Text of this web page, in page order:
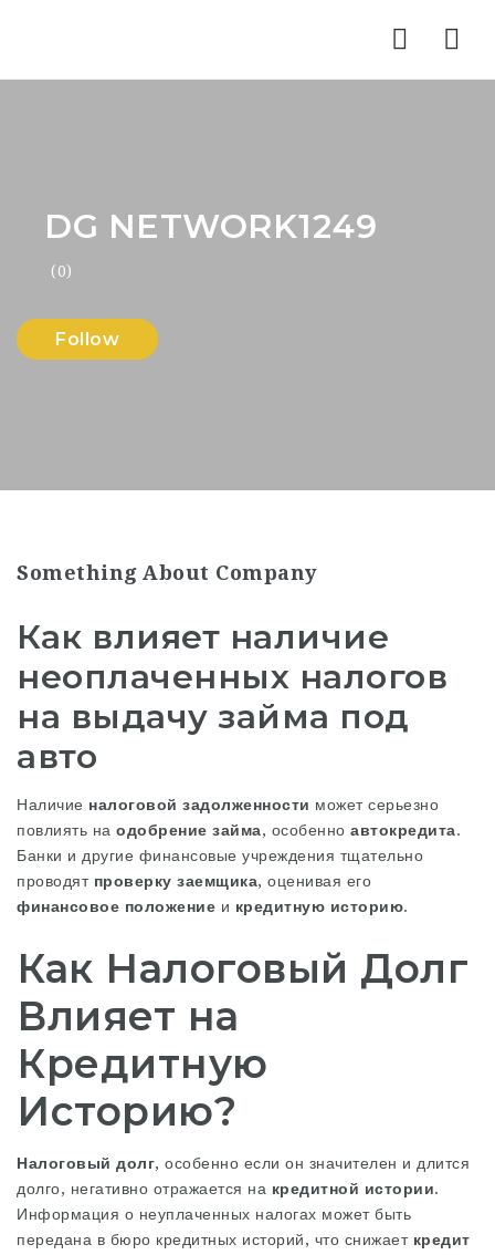
DG NETWORK1249
(0)
Follow
Something About Company
Как влияет наличие
неоплаченных налогов
на выдачу займа под
авто
Наличие налоговой задолженности может серьезно
повлиять на одобрение займа, особенно автокредита.
Банки и другие финансовые учреждения тщательно
проводят проверку заемщика, оценивая его
финансовое положение и кредитную историю.
Как Налоговый Долг
Влияет на
Кредитную
Историю?
Налоговый долг, особенно если он значителен и длится
долго, негативно отражается на кредитной истории.
Информация о неуплаченных налогах может быть
передана в бюро кредитных историй, что снижает кредит